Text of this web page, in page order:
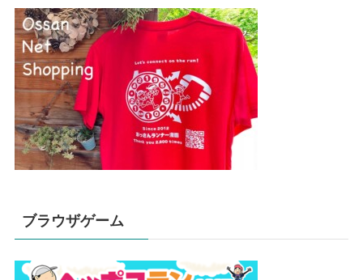
ブラウザゲーム